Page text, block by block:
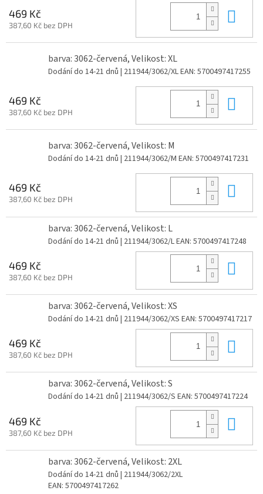
469 Kč
387,60 Kč bez DPH
barva: 3062-červená, Velikost: XL
Dodání do 14-21 dnů | 211944/3062/XLEAN: 5700497417255
469 Kč
387,60 Kč bez DPH
barva: 3062-červená, Velikost: M
Dodání do 14-21 dnů | 211944/3062/M EAN: 5700497417231
469 Kč
387,60 Kč bez DPH
barva: 3062-červená, Velikost: L
Dodání do 14-21 dnů | 211944/3062/LEAN: 5700497417248
469 Kč
387,60 Kč bez DPH
barva: 3062-červená, Velikost: XS
Dodání do 14-21 dnů | 211944/3062/XS EAN: 5700497417217
469 Kč
387,60 Kč bez DPH
barva: 3062-červená, Velikost: S
Dodání do 14-21 dnů | 211944/3062/S EAN: 5700497417224
469 Kč
387,60 Kč bez DPH
barva: 3062-červená, Velikost: 2XL
Dodání do 14-21 dnů | 211944/3062/2XL
EAN: 5700497417262